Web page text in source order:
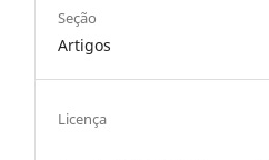
Seção
Artigos
Licença